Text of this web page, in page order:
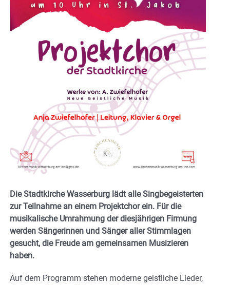
Die Stadtkirche Wasserburg lädt alle Singbegeisterten
zur Teilnahme an einem Projektchor ein. Für die
musikalische Umrahmung der diesjährigen Firmung
werden Sängerinnen und Sänger aller Stimmlagen
gesucht, die Freude am gemeinsamen Musizieren
haben.
Auf dem Programm stehen moderne geistliche Lieder,